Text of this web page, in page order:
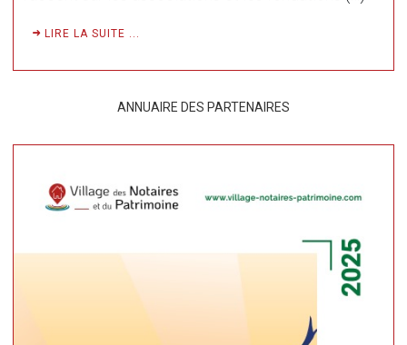
LIRE LA SUITE ...
ANNUAIRE DES PARTENAIRES